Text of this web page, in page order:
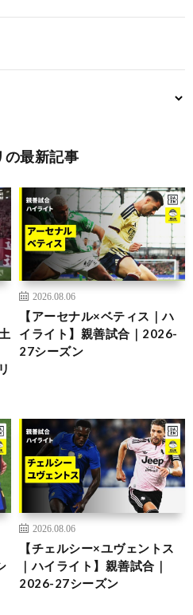
の最新記事
2026.08.06
【アーセナル×ベティス｜ハ
イライト】親善試合｜2026-
27シーズン
2026.08.06
【チェルシー×ユヴェントス
｜ハイライト】親善試合｜
2026-27シーズン